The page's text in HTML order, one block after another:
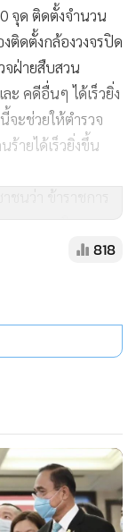
จุด ติดตั้งจำนวน
ติดตั้งกล้องวงจรปิด
จฝ่ายสืบสวน
ะ คดีอื่นๆ ได้เร็วยิ่ง
จะช่วยให้ตำรวจ
ายได้เร็วยิ่งขึ้น
นว่า ข้าราชการ
วยความยุติธรรม
มรับว่าส่วนหนึ่งเรา
จากประชาชน แต่
ดียว เราอยากอยู่
สน 7 หมื่นล้าน
อาจเห็นตำรวจชั้น
ามวัดเพื่อทำภารกิจ
ญชาบอกว่าเป็น
มจะทำให้ตัวเรา
818